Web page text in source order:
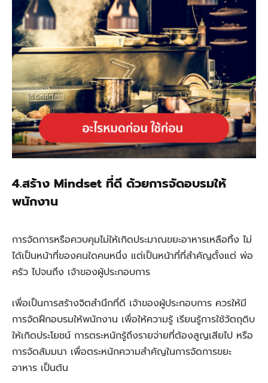
4.สร้าง Mindset ที่ดี ด้วยการจัดอบรมให้
พนักงาน
การจัดการหรือควบคุมไม่ให้เกิดประมาณขยะอาหารเหลือทิ้ง ไม่
ได้เป็นหน้าที่ของคนใดคนหนึ่ง แต่เป็นหน้าที่ที่สำคัญตั้งแต่ พ่อ
ครัว ไปจนถึง เจ้าของผู้ประกอบการ
เพื่อเป็นการสร้างจิตสำนึกที่ดี เจ้าของผู้ประกอบการ ควรให้มี
การจัดฝึกอบรมให้พนักงาน เพื่อให้ความรู้ เรียนรู้การใช้วัตถุดิบ
ให้เกิดประโยชน์ การตระหนักรู้ถึงรายจ่ายที่ต้องสูญเสียไป หรือ
การจัดสัมมนา เพื่อตระหนักความสำคัญในการจัดการขยะ
อาหาร เป็นต้น